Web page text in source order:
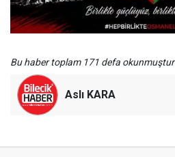
Bu haber toplam 171 defa okunmuştur
Aslı KARA